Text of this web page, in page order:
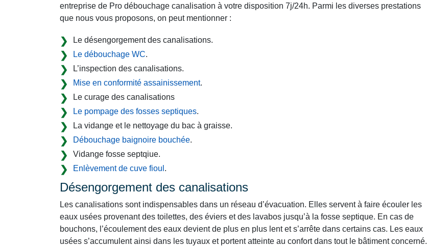
entreprise de Pro débouchage canalisation à votre disposition 7j/24h. Parmi les diverses prestations
que nous vous proposons, on peut mentionner :
Le désengorgement des canalisations.
Le débouchage WC.
L’inspection des canalisations.
Mise en conformité assainissement.
Le curage des canalisations
Le pompage des fosses septiques.
La vidange et le nettoyage du bac à graisse.
Débouchage baignoire bouchée.
Vidange fosse septqiue.
Enlèvement de cuve fioul .
Désengorgement des canalisations
Les canalisations sont indispensables dans un réseau d’évacuation. Elles servent à faire écouler les
eaux usées provenant des toilettes, des éviers et des lavabos jusqu’à la fosse septique. En cas de
bouchons, l’écoulement des eaux devient de plus en plus lent et s’arrête dans certains cas. Les eaux
usées s’accumulent ainsi dans les tuyaux et portent atteinte au confort dans tout le bâtiment concerné.